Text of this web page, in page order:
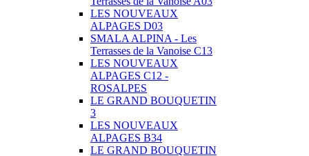
LES NOUVEAUX
ALPAGES D03
SMALA ALPINA - Les
Terrasses de la Vanoise C13
LES NOUVEAUX
ALPAGES C12 -
ROSALPES
LE GRAND BOUQUETIN
3
LES NOUVEAUX
ALPAGES B34
LE GRAND BOUQUETIN